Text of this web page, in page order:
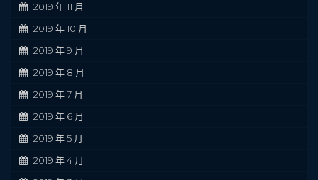
2019 年 11 月
2019 年 10 月
2019 年 9 月
2019 年 8 月
2019 年 7 月
2019 年 6 月
2019 年 5 月
2019 年 4 月